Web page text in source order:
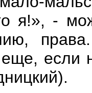
я!», -
если